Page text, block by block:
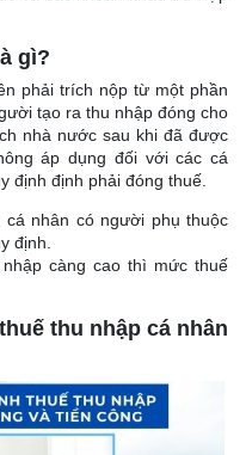
gì?
phải trích nộp từ một phần
tạo ra thu nhập đóng cho
nhà nước sau khi đã được
áp dụng đối với các cá
định định phải đóng thuế.
nhân có người phụ thuộc
định.
càng cao thì mức thuế
thu nhập cá nhân